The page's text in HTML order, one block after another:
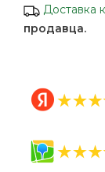
Доставка
продавца.